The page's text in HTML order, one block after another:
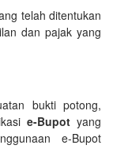
telah ditentukan
dan pajak yang
bukti potong,
e-Bupot yang
e-Bupot